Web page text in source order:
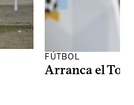
FÚTBOL
Arranca el